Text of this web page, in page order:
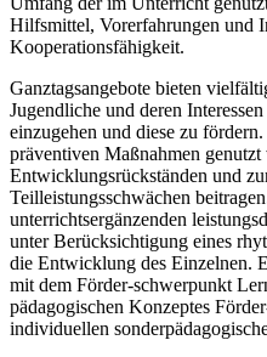
Hilfsmittel, Vorerfahrungen und
Kooperationsfähigkeit.
Ganztagsangebote bieten
Jugendliche und deren
einzugehen und diese zu
präventiven Maßnahmen
Entwicklungsrückständen und
Teilleistungsschwächen
unterrichtsergänzenden
unter Berücksichtigung eines
die Entwicklung des Einzelnen.
mit dem Förder-schwerpunkt
pädagogischen Konzeptes
individuellen